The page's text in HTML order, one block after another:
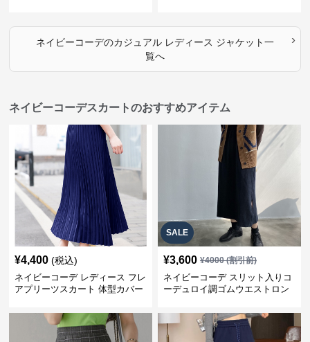
ネイビーコーデのカジュアル レディース ジャケット一
覧へ
›
ネイビーコーデスカートのおすすめアイテム
¥4,400 (税込)
ネイビーコーデ レディース フレ
アプリーツスカート 体型カバー
ト
SALE
¥3,600 ¥4000(割引前)
ネイビーコーデ スリット入りコ
ーデュロイ調ゴムウエストロン